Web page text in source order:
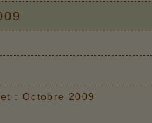
: Octobre 2009